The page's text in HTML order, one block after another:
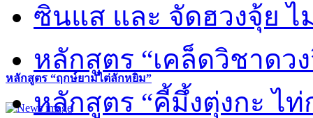
หลักสูตร “ฤกษ์ยามไต่ลักหยิ่ม”
ซินแส และ จัดฮวงจุ้ย ไ
หลักสูตร “เคล็ดวิชาดว
หลักสูตร “คี้มึ้งตุ่งกะ ไ